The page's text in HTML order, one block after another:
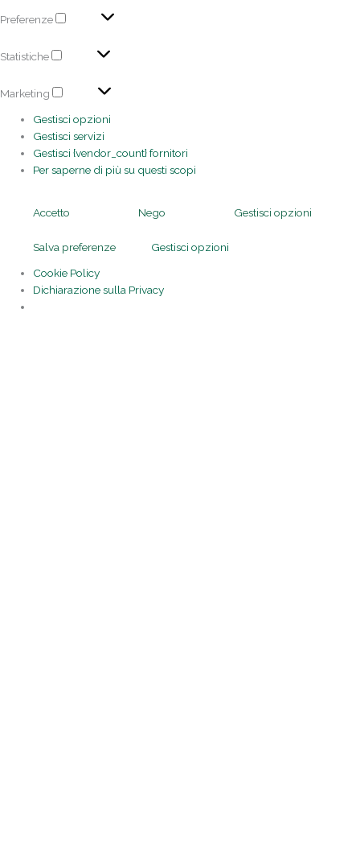
Preferenze
Statistiche
Marketing
Gestisci opzioni
Gestisci servizi
Gestisci {vendor_count} fornitori
Per saperne di più su questi scopi
Accetto Nego Gestisci opzioni
Salva preferenze
Gestisci opzioni
Cookie Policy
Dichiarazione sulla Privacy